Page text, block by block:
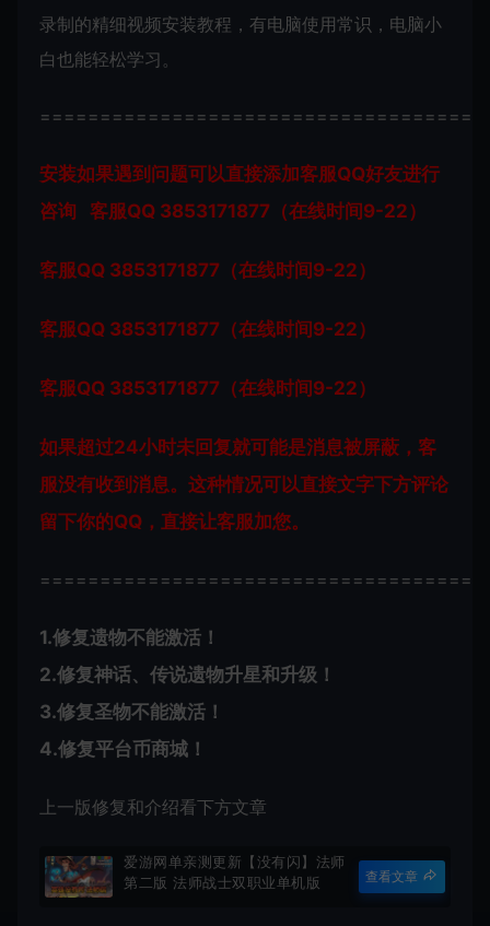
录制的精细视频安装教程，有电脑使用常识，电脑小
白也能轻松学习。
安装如果遇到问题可以直接添加客服QQ好友进行
咨询 客服QQ 3853171877（在线时间9-22）
客服QQ 3853171877（在线时间9-22）
客服QQ 3853171877（在线时间9-22）
客服QQ 3853171877（在线时间9-22）
如果超过24小时未回复就可能是消息被屏蔽，客
服没有收到消息。这种情况可以直接文字下方评论
留下你的QQ，直接让客服加您。
1.修复遗物不能激活！
2.修复神话、传说遗物升星和升级！
3.修复圣物不能激活！
4.修复平台币商城！
上一版修复和介绍看下方文章
爱游网单亲测更新【没有闪】法师
第二版 法师战士双职业单机版
查看文章